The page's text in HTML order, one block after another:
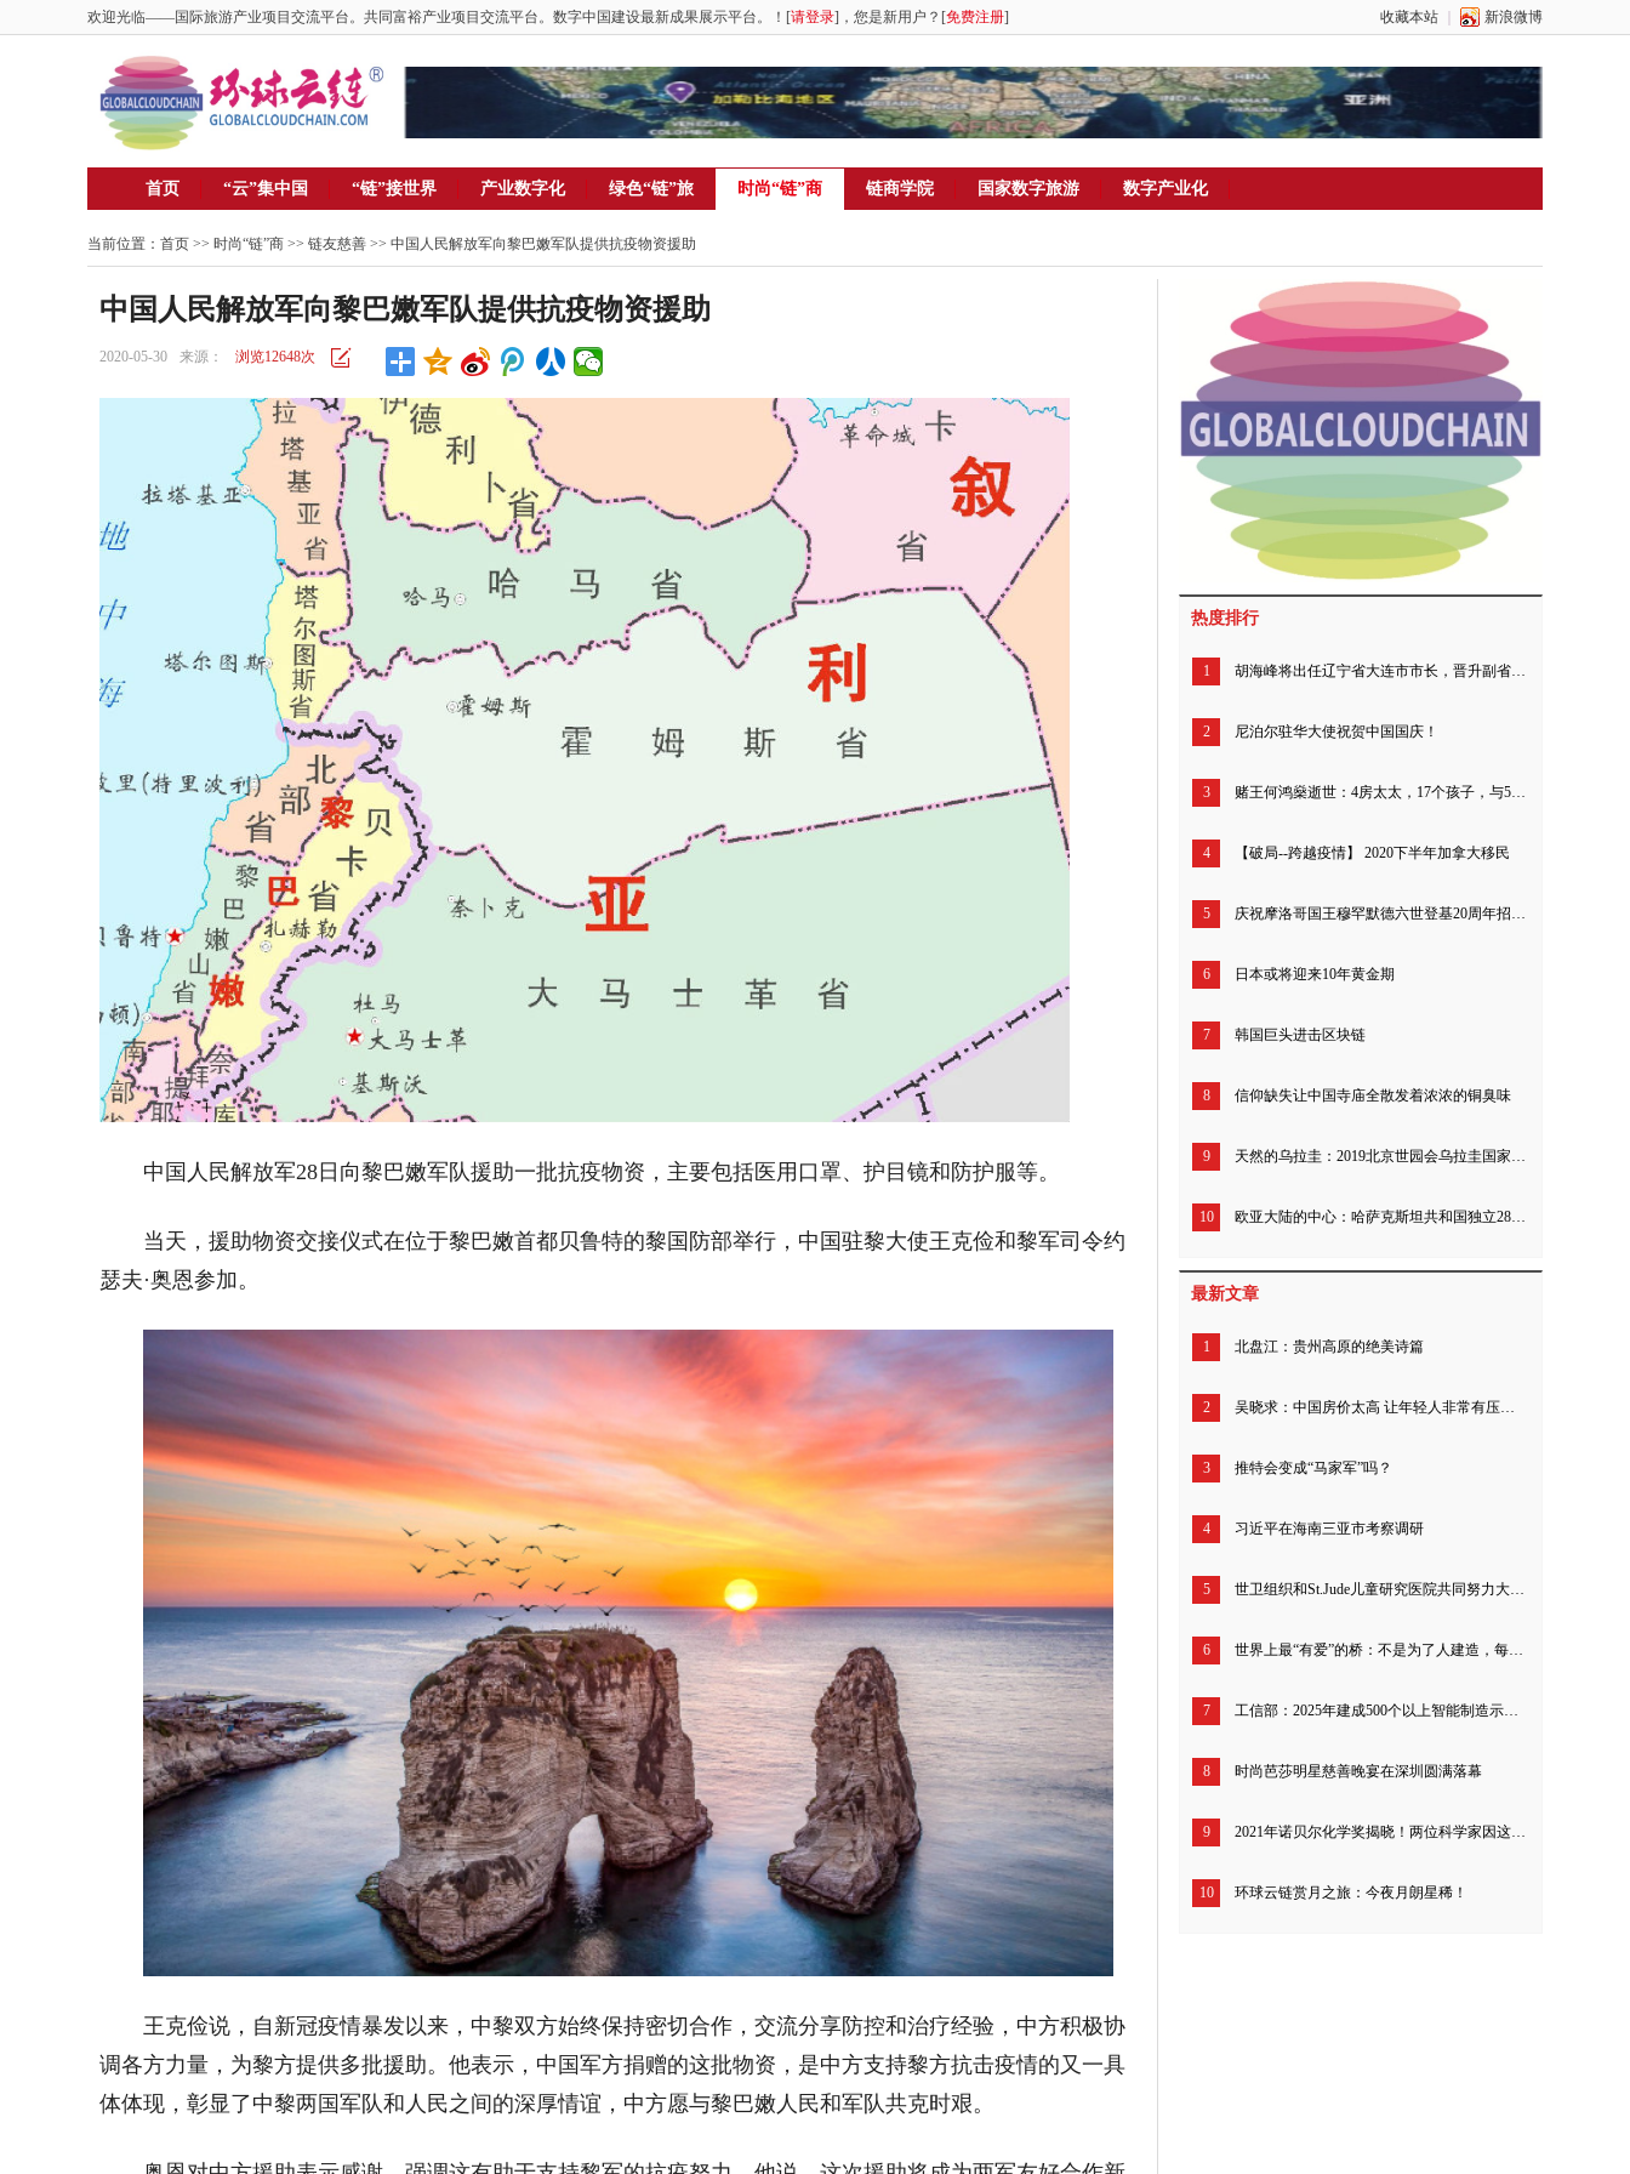
欢迎光临——国际旅游产业项目交流平台。共同富裕产业项目交流平台。数字中国建设最新成果展示平台。！[请登录]，您是新用户？[免费注册] 收藏本站 新浪微博
首页 “云”集中国 “链”接世界 产业数字化 绿色“链”旅 时尚“链”商 链商学院 国家数字旅游 数字产业化
当前位置： 首页 >> 时尚“链”商 >> 链友慈善 >> 中国人民解放军向黎巴嫩军队提供抗疫物资援助
中国人民解放军向黎巴嫩军队提供抗疫物资援助
2020-05-30 来源： 浏览12648次
中国人民解放军28日向黎巴嫩军队援助一批抗疫物资，主要包括医用口罩、护目镜和防护服等。
当天，援助物资交接仪式在位于黎巴嫩首都贝鲁特的黎国防部举行，中国驻黎大使王克俭和黎军司令约
瑟夫·奥恩参加。
王克俭说，自新冠疫情暴发以来，中黎双方始终保持密切合作，交流分享防控和治疗经验，中方积极协
调各方力量，为黎方提供多批援助。他表示，中国军方捐赠的这批物资，是中方支持黎方抗击疫情的又一具
体体现，彰显了中黎两国军队和人民之间的深厚情谊，中方愿与黎巴嫩人民和军队共克时艰。
热度排行
1 胡海峰将出任辽宁省大连市市长，晋升副省（部）级
2 尼泊尔驻华大使祝贺中国国庆！
3 赌王何鸿燊逝世：4房太太，17个孩子，与5000亿家产
4 【破局--跨越疫情】 2020下半年加拿大移民
5 庆祝摩洛哥国王穆罕默德六世登基20周年招待会在北京举行
6 日本或将迎来10年黄金期
7 韩国巨头进击区块链
8 信仰缺失让中国寺庙全散发着浓浓的铜臭味
9 天然的乌拉圭：2019北京世园会乌拉圭国家日庆祝活动举行
10 欧亚大陆的中心：哈萨克斯坦共和国独立28周年招待会在京举行
最新文章
1 北盘江：贵州高原的绝美诗篇
2 吴晓求：中国房价太高 让年轻人非常有压力 透支了几代人的财富
3 推特会变成“马家军”吗？
4 习近平在海南三亚市考察调研
5 世卫组织和St.Jude儿童研究医院共同努力大幅增加全球儿童癌症药物获取
6 世界上最“有爱”的桥：不是为了人建造，每年拯救了4000万只螃蟹！
7 工信部：2025年建成500个以上智能制造示范工厂
8 时尚芭莎明星慈善晚宴在深圳圆满落幕
9 2021年诺贝尔化学奖揭晓！两位科学家因这一领域的研究贡献，共享1000万瑞典克朗！
10 环球云链赏月之旅：今夜月朗星稀！